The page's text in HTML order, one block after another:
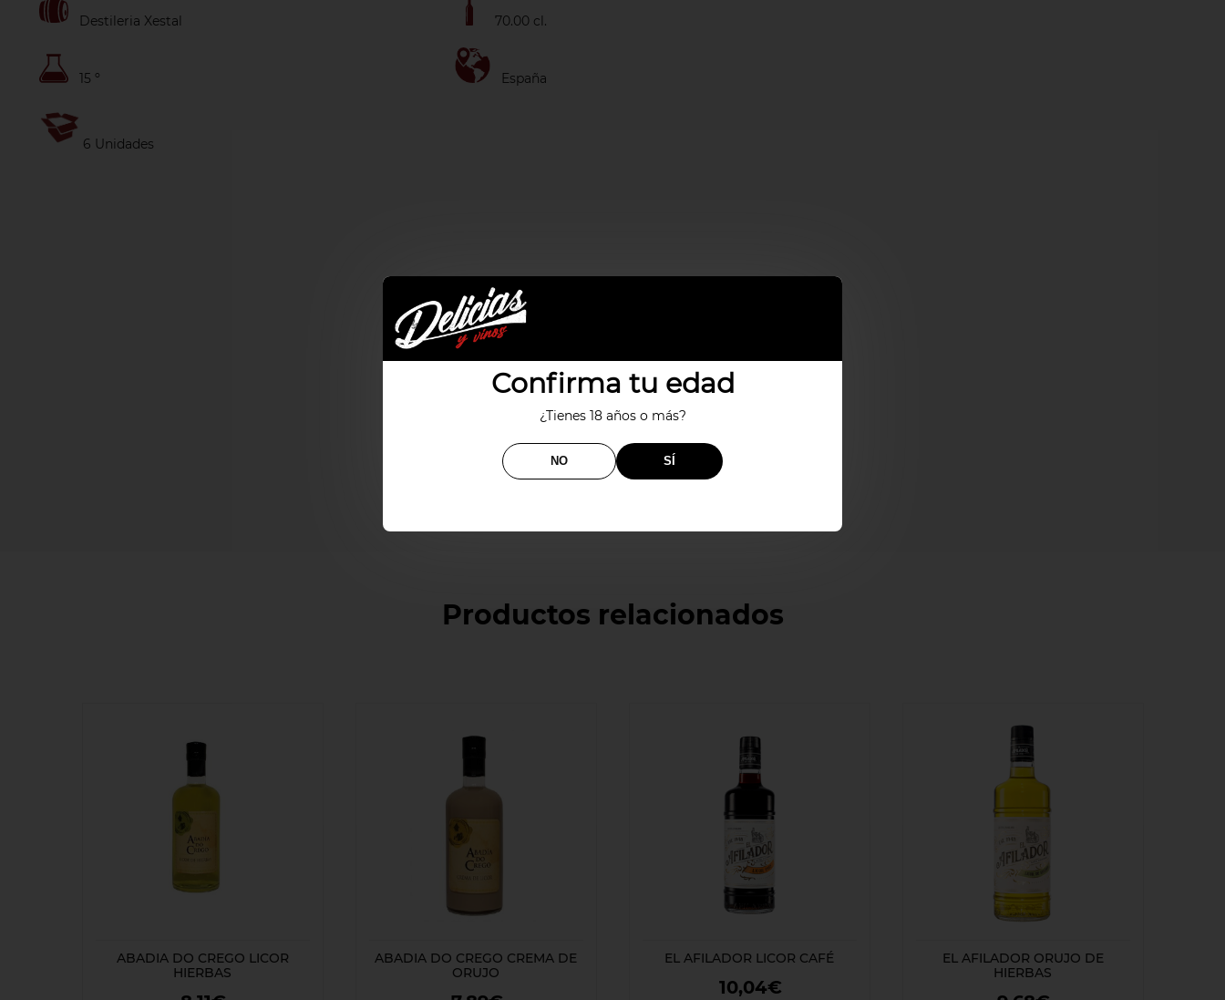
Confirma tu edad
¿Tienes 18 años o más?
NO SÍ
Destileria Xestal 70.00 cl.
15 º España
6 Unidades
Productos relacionados
ABADIA DO CREGO LICOR
HIERBAS
ABADIA DO CREGO CREMA DE
ORUJO
EL AFILADOR LICOR CAFÉ
10,04€
EL AFILADOR ORUJO DE
HIERBAS